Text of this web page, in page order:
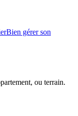
Bien gérer son
ou terrain.